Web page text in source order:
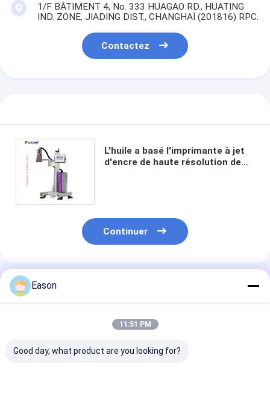
1/F BÂTIMENT 4, No. 333 HUAGAO RD., HUATING
IND. ZONE, JIADING DIST., CHANGHAÏ (201816) RPC.
Contactez
L'huile a basé l'imprimante à jet
d'encre de haute résolution de
Continuer
Produits Recommandés
Eason
11:51 PM
Good day, what product are you looking for?